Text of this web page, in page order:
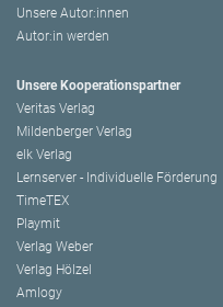
Unsere Autor:innen
Autor:in werden
Unsere Kooperationspartner
Veritas Verlag
Mildenberger Verlag
elk Verlag
Lernserver - Individuelle Förderung
TimeTEX
Playmit
Verlag Weber
Verlag Hölzel
Amlogy